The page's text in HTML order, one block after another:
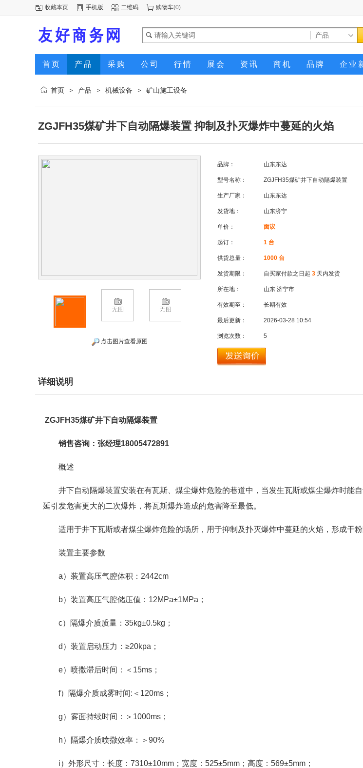
收藏本页 手机版 二维码 购物车(0)
首页 产品 采购 公司 行情 展会 资讯 商机 品牌 企业
首页 > 产品 > 机械设备 > 矿山施工设备
ZGJFH35煤矿井下自动隔爆装置 抑制及扑灭爆炸中蔓延的火焰
点击图片查看原图
品牌： 山东东达
型号名称： ZGJFH35煤矿井下自动隔爆装置
生产厂家： 山东东达
发货地： 山东济宁
单价： 面议
起订： 1 台
供货总量： 1000 台
发货期限： 自买家付款之日起 3 天内发货
所在地： 山东 济宁市
有效期至： 长期有效
最后更新： 2026-03-28 10:54
浏览次数： 5
详细说明
ZGJFH35煤矿井下自动隔爆装置
销售咨询：张经理18005472891
概述
井下自动隔爆装置安装在有瓦斯、煤尘爆炸危险的巷道中，当发生瓦斯或煤尘爆炸时能
延引发危害更大的二次爆炸，将瓦斯爆炸造成的危害降至最低。
适用于井下瓦斯或者煤尘爆炸危险的场所，用于抑制及扑灭爆炸中蔓延的火焰，形成干
装置主要参数
a）装置高压气腔体积：2442cm
b）装置高压气腔储压值：12MPa±1MPa；
c）隔爆介质质量：35kg±0.5kg；
d）装置启动压力：≥20kpa；
e）喷撒滞后时间：＜15ms；
f）隔爆介质成雾时间:＜120ms；
g）雾面持续时间：＞1000ms；
h）隔爆介质喷撒效率：＞90%
i）外形尺寸：长度：7310±10mm；宽度：525±5mm；高度：569±5mm；